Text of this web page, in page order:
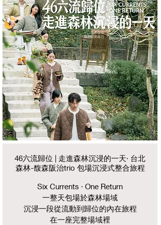
46六流歸位 | 走進森林沉浸的一天· 台北
森林-馥森阪治trio 包場沉浸式整合旅程
Six Currents · One Return
一整天包場於森林場域
沉浸一段從流動到歸位的內在旅程
在一座完整場域裡